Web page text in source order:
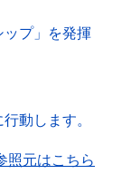
プ」を発揮
動します。
照元はこちら